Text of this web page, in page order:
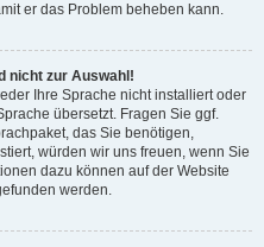
er das Problem beheben kann.
nicht zur Auswahl!
Ihre Sprache nicht installiert oder
übersetzt. Fragen Sie ggf.
das Sie benötigen,
würden wir uns freuen, wenn Sie
dazu können auf der Website
werden.